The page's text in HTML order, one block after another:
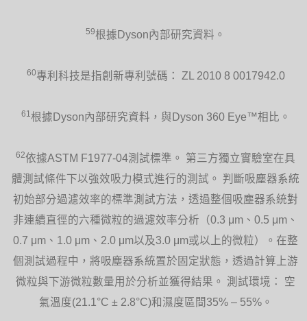
59根據Dyson內部研究資料。
60專利科技是指創新專利號碼： ZL 2010 8 0017942.0
61 根據Dyson內部研究資料，與Dyson 360 Eye™相比。
62依據ASTM F1977-04測試標準。 第三方獨立實驗室在具
體測試條件下以強效吸力模式進行的測試。 判斷吸塵器系統
初始部分過濾效率的標準測試方法，透過整個吸塵器系統對
非連續直徑的六種微粒的過濾效率分析（0.3 μm、0.5 μm、
0.7 μm、1.0 μm、2.0 μm以及3.0 μm或以上的微粒）。在整
個測試過程中，將吸塵器系統置於固定狀態，透過計算上游
微粒與下游微粒數量用於分析並獲得結果。 測試環境： 空
氣溫度(21.1°C ± 2.8°C)和濕度區間35% – 55%。